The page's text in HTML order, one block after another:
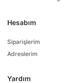
Hesabım
Siparişlerim
Adreslerim
Yardım